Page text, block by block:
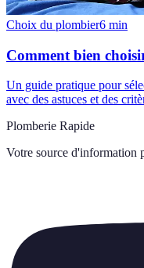
Choix du plombier6 min
Comment bien
Un guide pratique pour
avec des astuces et des
Plomberie Rapide
Votre source d'information